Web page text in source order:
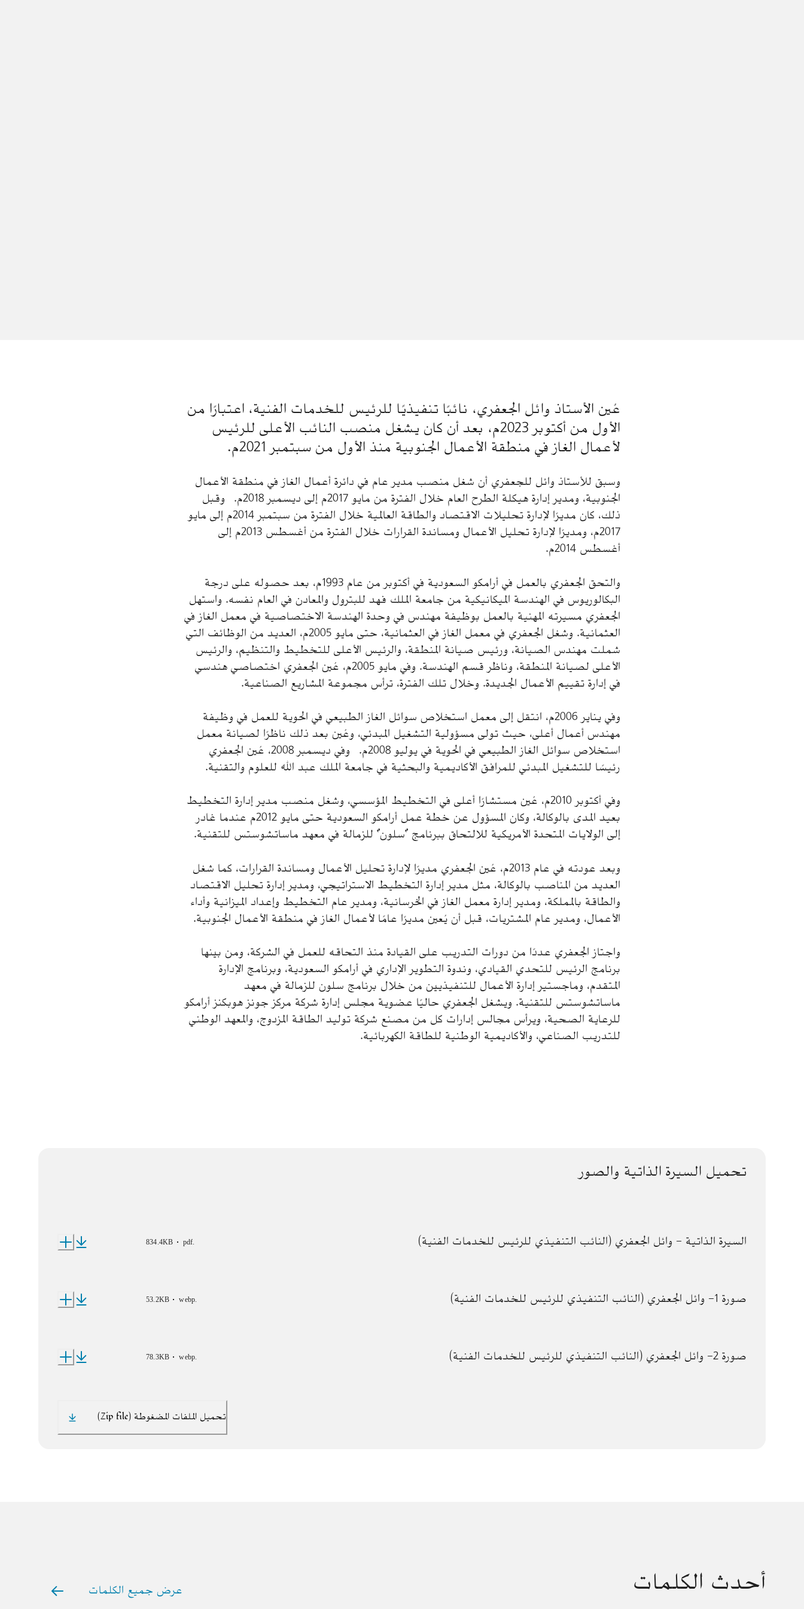
عُين الأستاذ وائل الجعفري، نائبًا تنفيذيًا للرئيس للخدمات الفنية، اعتبارًا من
الأول من أكتوبر 2023م، بعد أن كان يشغل منصب النائب الأعلى للرئيس
لأعمال الغاز في منطقة الأعمال الجنوبية منذ الأول من سبتمبر 2021م.
وسبق للأستاذ وائل للجعفري أن شغل منصب مدير عام في دائرة أعمال الغاز في منطقة الأعمال
الجنوبية، ومدير إدارة هيكلة الطرح العام خلال الفترة من مايو 2017م إلى ديسمبر 2018م. وقبل
ذلك، كان مديرًا لإدارة تحليلات الاقتصاد والطاقة العالمية خلال الفترة من سبتمبر 2014م إلى مايو
2017م، ومديرًا لإدارة تحليل الأعمال ومساندة القرارات خلال الفترة من أغسطس 2013م إلى
أغسطس 2014م.
والتحق الجعفري بالعمل في أرامكو السعودية في أكتوبر من عام 1993م، بعد حصوله على درجة
البكالوريوس في الهندسة الميكانيكية من جامعة الملك فهد للبترول والمعادن في العام نفسه. واستهل
الجعفري مسيرته المهنية بالعمل بوظيفة مهندس في وحدة الهندسة الاختصاصية في معمل الغاز في
العثمانية. وشغل الجعفري في معمل الغاز في العثمانية، حتى مايو 2005م، العديد من الوظائف التي
شملت مهندس الصيانة، ورئيس صيانة المنطقة، والرئيس الأعلى للتخطيط والتنظيم، والرئيس
الأعلى لصيانة المنطقة، وناظر قسم الهندسة. وفي مايو 2005م، عُين الجعفري اختصاصي هندسي
في إدارة تقييم الأعمال الجديدة. وخلال تلك الفترة، ترأس مجموعة المشاريع الصناعية.
وفي يناير 2006م، انتقل إلى معمل استخلاص سوائل الغاز الطبيعي في الحوية للعمل في وظيفة
مهندس أعمال أعلى، حيث تولى مسؤولية التشغيل المبدئي، وعُين بعد ذلك ناظرًا لصيانة معمل
استخلاص سوائل الغاز الطبيعي في الحوية في يوليو 2008م. وفي ديسمبر 2008، عُين الجعفري
رئيسًا للتشغيل المبدئي للمرافق الأكاديمية والبحثية في جامعة الملك عبد الله للعلوم والتقنية.
وفي أكتوبر 2010م، عُين مستشارًا أعلى في التخطيط المؤسسي، وشغل منصب مدير إدارة التخطيط
بعيد المدى بالوكالة، وكان المسؤول عن خطة عمل أرامكو السعودية حتى مايو 2012م عندما غادر
إلى الولايات المتحدة الأمريكية للالتحاق ببرنامج "سلون" للزمالة في معهد ماساتشوستس للتقنية.
وبعد عودته في عام 2013م، عُين الجعفري مديرًا لإدارة تحليل الأعمال ومساندة القرارات، كما شغل
العديد من المناصب بالوكالة، مثل مدير إدارة التخطيط الاستراتيجي، ومدير إدارة تحليل الاقتصاد
والطاقة بالمملكة، ومدير إدارة معمل الغاز في الخرسانية، ومدير عام التخطيط وإعداد الميزانية وأداء
الأعمال، ومدير عام المشتريات، قبل أن يُعين مديرًا عامًا لأعمال الغاز في منطقة الأعمال الجنوبية.
واجتاز الجعفري عددًا من دورات التدريب على القيادة منذ التحاقه للعمل في الشركة، ومن بينها
برنامج الرئيس للتحدي القيادي، وندوة التطوير الإداري في أرامكو السعودية، وبرنامج الإدارة
المتقدم، وماجستير إدارة الأعمال للتنفيذيين من خلال برنامج سلون للزمالة في معهد
ماساتشوستس للتقنية. ويشغل الجعفري حاليًا عضوية مجلس إدارة شركة مركز جونز هوبكنز أرامكو
للرعاية الصحية، ويرأس مجالس إدارات كل من مصنع شركة توليد الطاقة المزدوج، والمعهد الوطني
للتدريب الصناعي، والأكاديمية الوطنية للطاقة الكهربائية.
تحميل السيرة الذاتية والصور
السيرة الذاتية - وائل الجعفري (النائب التنفيذي للرئيس للخدمات الفنية) pdf.
834.4KB
صورة 1- وائل الجعفري (النائب التنفيذي للرئيس للخدمات الفنية) webp.
53.2KB
صورة 2- وائل الجعفري (النائب التنفيذي للرئيس للخدمات الفنية) webp.
78.3KB
تحميل الملفات المضغوطة (Zip file)
أحدث الكلمات عرض جميع الكلمات